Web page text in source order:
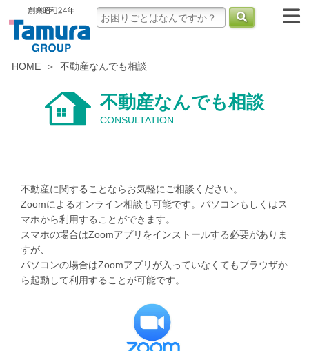
HOME 不動産なんでも相談
不動産なんでも相談
CONSULTATION
不動産に関することならお気軽にご相談ください。
Zoomによるオンライン相談も可能です。パソコンもしくはス
マホから利用することができます。
スマホの場合はZoomアプリをインストールする必要がありま
すが、
パソコンの場合はZoomアプリが入っていなくてもブラウザか
ら起動して利用することが可能です。